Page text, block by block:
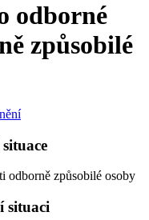
odborné
způsobilé
odborně způsobilé osoby
situaci